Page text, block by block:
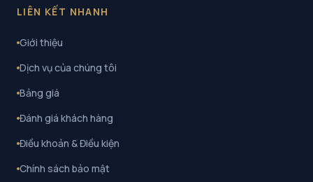
LIÊN KẾT NHANH
Giới thiệu
Dịch vụ của chúng tôi
Bảng giá
Đánh giá khách hàng
Điều khoản & Điều kiện
Chính sách bảo mật